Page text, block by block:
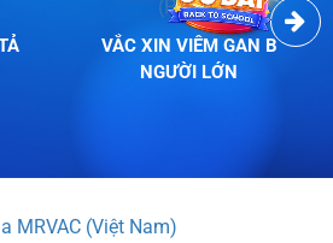
VẮC XIN VIÊM GAN B
NGƯỜI LỚN